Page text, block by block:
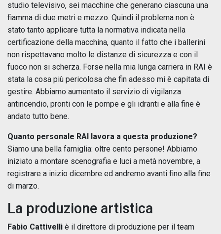
studio televisivo, sei macchine che generano ciascuna una
fiamma di due metri e mezzo. Quindi il problema non è
stato tanto applicare tutta la normativa indicata nella
certificazione della macchina, quanto il fatto che i ballerini
non rispettavano molto le distanze di sicurezza e con il
fuoco non si scherza. Forse nella mia lunga carriera in RAI è
stata la cosa più pericolosa che fin adesso mi è capitata di
gestire. Abbiamo aumentato il servizio di vigilanza
antincendio, pronti con le pompe e gli idranti e alla fine è
andato tutto bene.
Quanto personale RAI lavora a questa produzione?
Siamo una bella famiglia: oltre cento persone! Abbiamo
iniziato a montare scenografia e luci a metà novembre, a
registrare a inizio dicembre ed andremo avanti fino alla fine
di marzo.
La produzione artistica
Fabio Cattivelli è il direttore di produzione per il team